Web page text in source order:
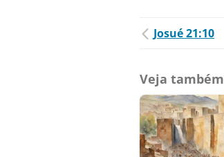
Josué 21:10
Veja também